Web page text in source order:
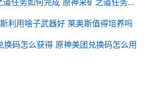
原神采矿之道任务如何完成 原神采矿之道任务怎么做
利用啥子武器好 莱奥斯值得培养吗
换码怎么获得 原神美团兑换码怎么用